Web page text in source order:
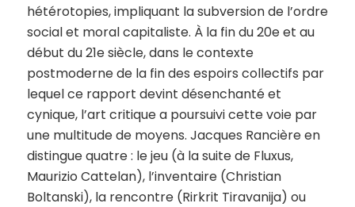
hétérotopies, impliquant la subversion de l’ordre
social et moral capitaliste. À la fin du 20e et au
début du 21e siècle, dans le contexte
postmoderne de la fin des espoirs collectifs par
lequel ce rapport devint désenchanté et
cynique, l’art critique a poursuivi cette voie par
une multitude de moyens. Jacques Rancière en
distingue quatre : le jeu (à la suite de Fluxus,
Maurizio Cattelan), l’inventaire (Christian
Boltanski), la rencontre (Rirkrit Tiravanija) ou